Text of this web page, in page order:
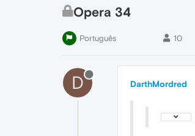
Opera 34
Português 10
D DarthMordred